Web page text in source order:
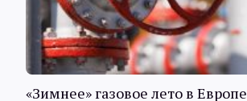
«Зимнее» газовое лето в Европе